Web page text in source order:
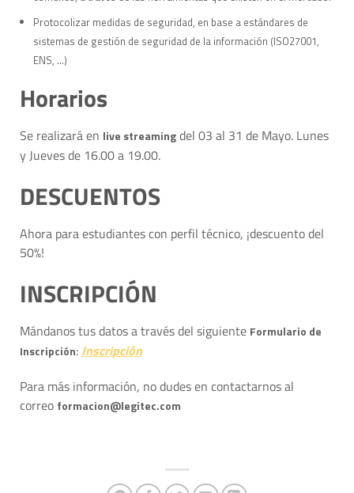
Protocolizar medidas de seguridad, en base a estándares de
sistemas de gestión de seguridad de la información (ISO27001,
ENS, …)
Horarios
Se realizará en live streamingdel 03 al 31 de Mayo. Lunes
y Jueves de 16.00 a 19.00.
DESCUENTOS
Ahora para estudiantes con perfil técnico, ¡descuento del
50%!
INSCRIPCIÓN
Mándanos tus datos a través del siguiente Formulario de
Inscripción: Inscripción
Para más información, no dudes en contactarnos al
correo formacion@legitec.com